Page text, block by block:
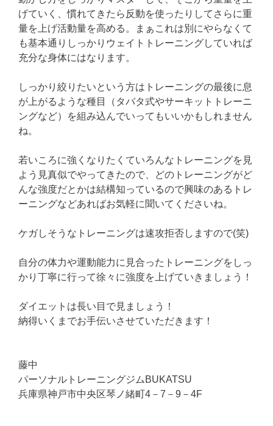
げていく、慣れてきたら反動を使ったりしてさらに重
量を上げ活動量を高める。まぁこれは別にやらなくて
も基本通りしっかりウェイトトレーニングしていれば
充分な身体にはなります。
しっかり絞りたいという方はトレーニングの最後に息
が上がるような種目（タバタ式やサーキットトレーニ
ングなど）を組み込んでいってもいいかもしれません
ね。
若いころに強くなりたくていろんなトレーニングを見
よう見真似でやってきたので、どのトレーニングがど
んな強度だとかは結構知っているので興味のあるトレ
ーニングなどあればお気軽に聞いてくださいね。
ケガしそうなトレーニングは速攻拒否しますので(笑)
自分の体力や運動能力に見合ったトレーニングをしっ
かり丁寧に行って徐々に強度を上げていきましょう！
ダイエットは長い目で見ましょう！
納得いくまでお手伝いさせていただきます！
藤中
パーソナルトレーニングジムBUKATSU
兵庫県神戸市中央区琴ノ緒町4－7－9－4F